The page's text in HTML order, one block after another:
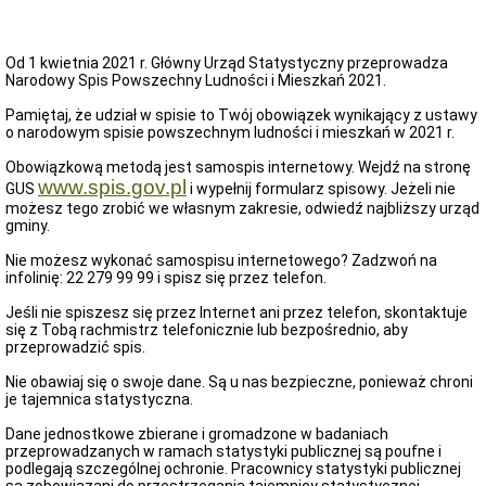
Obwieszczenia
Inicjatywa
lokalna
KONSULTACJE
KONKURS
Zapytania
ofertowe
Petycje
Ponowne
wykorzystanie
informacji
sektora
publicznego
ARCHIWUM
PRZETARGÓW
ZAMÓWIENIA
PUBLICZNE
SPIS
POWSZECHNY
2021
Od 1 kwietnia 2021 r. Główny Urząd Statystyczny przeprowadza
Narodowy Spis Powszechny Ludności i Mieszkań 2021.
Pamiętaj, że udział w spisie to Twój obowiązek wynikający z ustawy
o narodowym spisie powszechnym ludności i mieszkań w 2021 r.
Obowiązkową metodą jest samospis internetowy. Wejdź na stronę
GUS www.spis.gov.pl i wypełnij formularz spisowy. Jeżeli nie
możesz tego zrobić we własnym zakresie, odwiedź najbliższy urząd
gminy.
Nie możesz wykonać samospisu internetowego? Zadzwoń na
infolinię: 22 279 99 99 i spisz się przez telefon.
Jeśli nie spiszesz się przez Internet ani przez telefon, skontaktuje
się z Tobą rachmistrz telefonicznie lub bezpośrednio, aby
przeprowadzić spis.
Nie obawiaj się o swoje dane. Są u nas bezpieczne, ponieważ chroni
je tajemnica statystyczna.
Dane jednostkowe zbierane i gromadzone w badaniach
przeprowadzanych w ramach statystyki publicznej są poufne i
podlegają szczególnej ochronie. Pracownicy statystyki publicznej